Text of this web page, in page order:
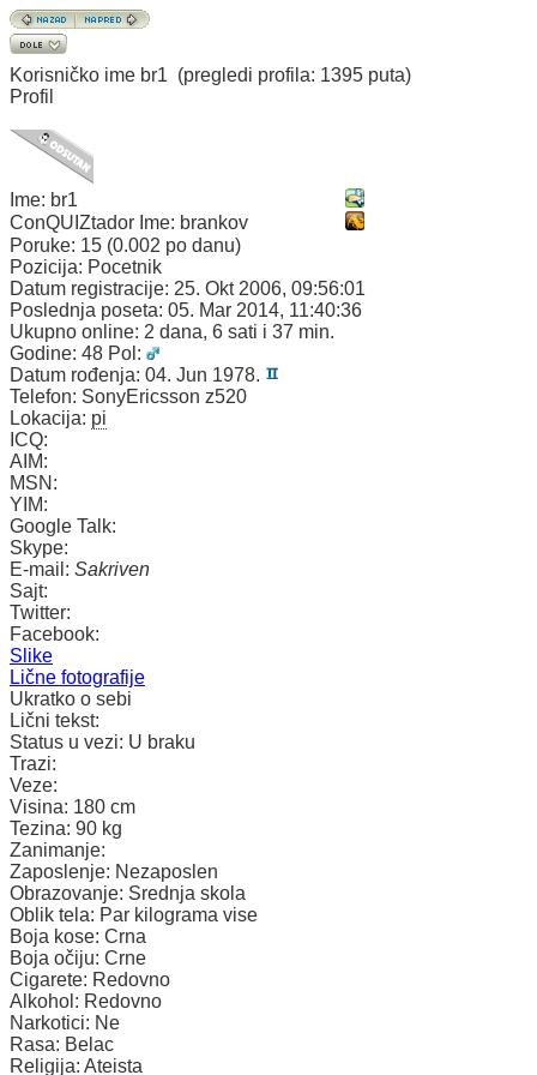
Korisničko ime br1 (pregledi profila: 1395 puta)
Profil
Ime: br1
ConQUIZtador Ime: brankov
Poruke: 15 (0.002 po danu)
Pozicija: Pocetnik
Datum registracije: 25. Okt 2006, 09:56:01
Poslednja poseta: 05. Mar 2014, 11:40:36
Ukupno online: 2 dana, 6 sati i 37 min.
Godine: 48 Pol:
Datum rođenja: 04. Jun 1978.
Telefon: SonyEricsson z520
Lokacija: pi
ICQ:
AIM:
MSN:
YIM:
Google Talk:
Skype:
E-mail: Sakriven
Sajt:
Twitter:
Facebook:
Slike
Lične fotografije
Ukratko o sebi
Lični tekst:
Status u vezi: U braku
Trazi:
Veze:
Visina: 180 cm
Tezina: 90 kg
Zanimanje:
Zaposlenje: Nezaposlen
Obrazovanje: Srednja skola
Oblik tela: Par kilograma vise
Boja kose: Crna
Boja očiju: Crne
Cigarete: Redovno
Alkohol: Redovno
Narkotici: Ne
Rasa: Belac
Religija: Ateista